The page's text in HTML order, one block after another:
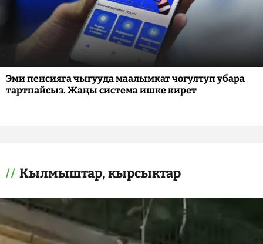
Эми пенсияга чыгууда маалымкат чогултуп убара
тартпайсыз. Жаңы система ишке кирет
Кылмыштар, кырсыктар